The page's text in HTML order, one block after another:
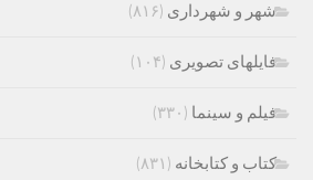
شهر و شهرداری (۸۱۶)
فایلهای تصویری (۱۰۴)
فیلم و سینما (۳۳۰)
کتاب و کتابخانه (۸۳۱)